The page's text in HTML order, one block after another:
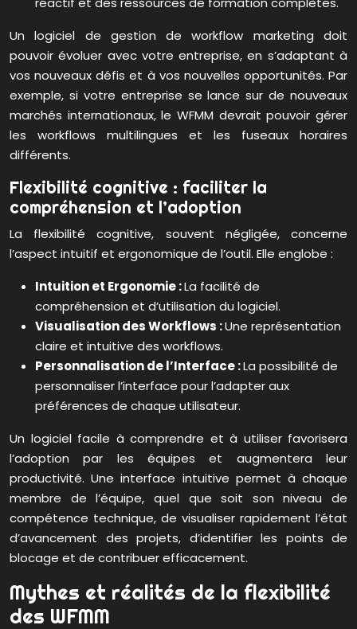
Un logiciel de gestion de workflow marketing doit
pouvoir évoluer avec votre entreprise, en s’adaptant à
vos nouveaux défis et à vos nouvelles opportunités. Par
exemple, si votre entreprise se lance sur de nouveaux
marchés internationaux, le WFMM devrait pouvoir gérer
les workflows multilingues et les fuseaux horaires
différents.
Flexibilité cognitive : faciliter la
compréhension et l’adoption
La flexibilité cognitive, souvent négligée, concerne
l’aspect intuitif et ergonomique de l’outil. Elle englobe :
Intuition et Ergonomie :La facilité de
compréhension et d’utilisation du logiciel.
Visualisation des Workflows :Une représentation
claire et intuitive des workflows.
Personnalisation de l’Interface :La possibilité de
personnaliser l’interface pour l’adapter aux
préférences de chaque utilisateur.
Un logiciel facile à comprendre et à utiliser favorisera
l’adoption par les équipes et augmentera leur
productivité. Une interface intuitive permet à chaque
membre de l’équipe, quel que soit son niveau de
compétence technique, de visualiser rapidement l’état
d’avancement des projets, d’identifier les points de
blocage et de contribuer efficacement.
Mythes et réalités de la flexibilité
des WFMM